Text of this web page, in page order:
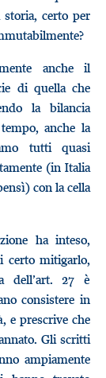
storia, certo per
anche il
di quella che
la bilancia
anche la
tutti quasi
(in Italia
con la cella
ha inteso,
certo mitigarlo,
dell’art. 27 è
consistere in
e prescrive che
Gli scritti
ampiamente